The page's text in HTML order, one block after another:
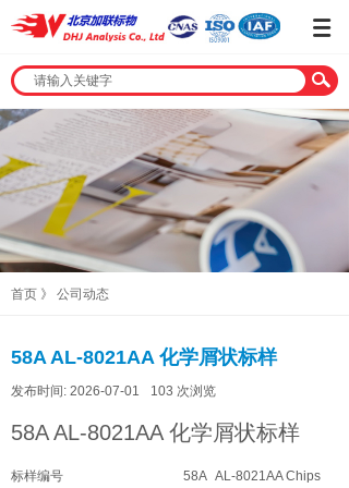
首页 》 公司动态
58A AL-8021AA 化学屑状标样
发布时间: 2026-07-01 103 次浏览
58A AL-8021AA 化学屑状标样
标样编号 58A AL-8021AA Chips